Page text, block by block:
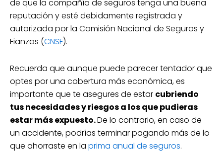
de que la compañía de seguros tenga una buena
reputación y esté debidamente registrada y
autorizada por la Comisión Nacional de Seguros y
Fianzas (CNSF).
Recuerda que aunque puede parecer tentador que
optes por una cobertura más económica, es
importante que te asegures de estar cubriendo
tus necesidades y riesgos a los que pudieras
estar más expuesto.De lo contrario, en caso de
un accidente, podrías terminar pagando más de lo
que ahorraste en la prima anual de seguros.